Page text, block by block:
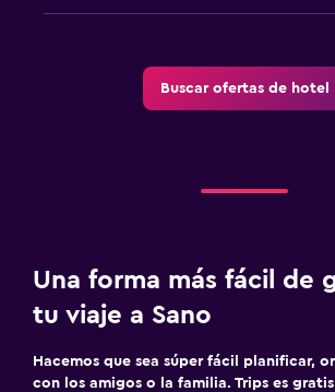
Buscar ofertas de hotel
Una forma más fácil de
tu viaje a Sano
Hacemos que sea súper fácil planificar,
con los amigos o la familia. Trips es